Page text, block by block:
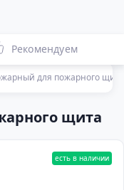
для пожарного щита
щита
Рекомендуем
есть в наличии